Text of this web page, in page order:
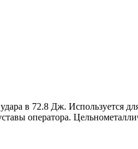
в 72.8 Дж. Используется
оператора.